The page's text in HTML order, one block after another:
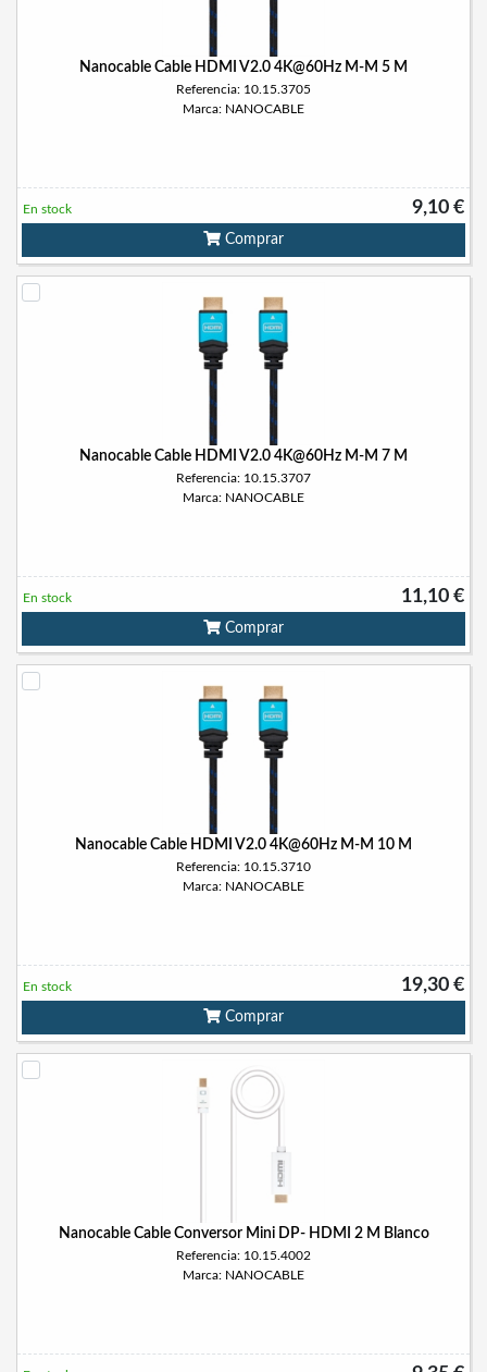
Nanocable Cable HDMI V2.0 4K@60Hz M-M 5 M
Referencia: 10.15.3705
Marca: NANOCABLE
9,10 €
En stock
Comprar
Nanocable Cable HDMI V2.0 4K@60Hz M-M 7 M
Referencia: 10.15.3707
Marca: NANOCABLE
11,10 €
En stock
Comprar
Nanocable Cable HDMI V2.0 4K@60Hz M-M 10 M
Referencia: 10.15.3710
Marca: NANOCABLE
19,30 €
En stock
Comprar
Nanocable Cable Conversor Mini DP- HDMI 2 M Blanco
Referencia: 10.15.4002
Marca: NANOCABLE